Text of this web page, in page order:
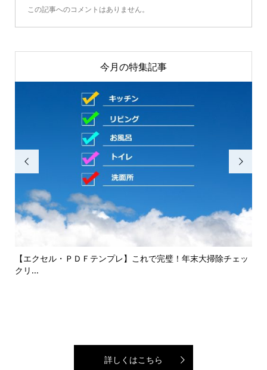
この記事へのコメントはありません。
今月の特集記事

【エクセル・ＰＤＦテンプレ】これで完璧！年末大掃除チェッ
クリ...

詳しくはこちら